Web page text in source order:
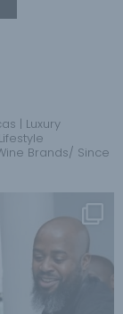
| Luxury
Brands/ Since